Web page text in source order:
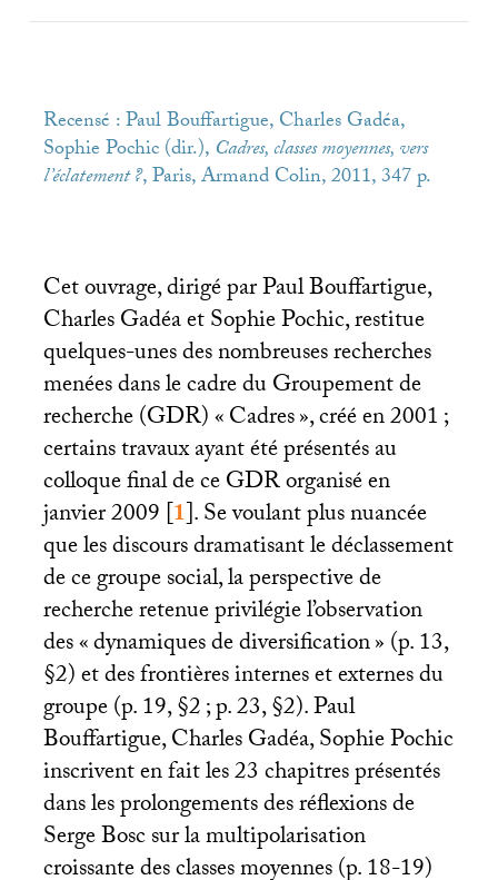
Recensé : Paul Bouffartigue, Charles Gadéa,
Sophie Pochic (dir.), Cadres, classes moyennes, vers
l’éclatement?, Paris, Armand Colin, 2011, 347 p.
Cet ouvrage, dirigé par Paul Bouffartigue,
Charles Gadéa et Sophie Pochic, restitue
quelques-unes des nombreuses recherches
menées dans le cadre du Groupement de
recherche (GDR) «Cadres», créé en 2001;
certains travaux ayant été présentés au
colloque final de ceGDRorganisé en
janvier 2009[1]. Se voulant plus nuancée
que les discours dramatisant le déclassement
de ce groupe social, la perspective de
recherche retenue privilégie l’observation
des «dynamiques de diversification» (p. 13,
§2) et des frontières internes et externes du
groupe (p. 19, §2; p. 23, §2). Paul
Bouffartigue, Charles Gadéa, Sophie Pochic
inscrivent en fait les 23 chapitres présentés
dans les prolongements des réflexions de
Serge Bosc sur la multipolarisation
croissante des classes moyennes (p. 18-19)